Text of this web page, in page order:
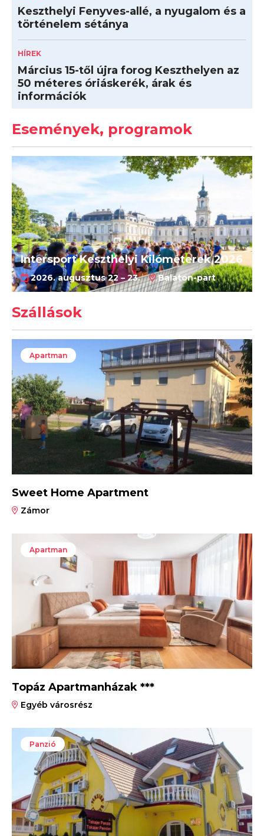
Keszthelyi Fenyves-allé, a nyugalom és a
történelem sétánya
HÍREK
Március 15-től újra forog Keszthelyen az
50 méteres óriáskerék, árak és
információk
Események, programok
Intersport Keszthelyi Kilóméterek 2026
2026. augusztus 22 – 23. Balaton-part
Szállások
Apartman
Sweet Home Apartment
Zámor
Apartman
Topáz Apartmanházak ***
Egyéb városrész
Panzió